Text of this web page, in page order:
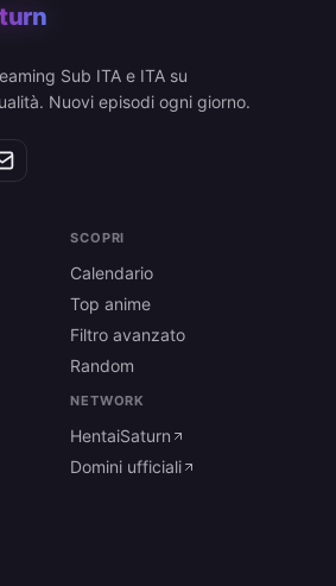
Sub ITA e ITA su
Nuovi episodi ogni giorno.
SCOPRI
Calendario
Top anime
Filtro avanzato
Random
NETWORK
HentaiSaturn
Domini ufficiali